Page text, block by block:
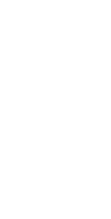
عيوني شغف
حتى لو تهربتِ
في وجهي كل
من كل ما
روح الحياة ..
كُتبت لي !
من العتاب إلى
كومة الورق
جديدة مج شفة
وراح يكتب :
يظهر اندفاع